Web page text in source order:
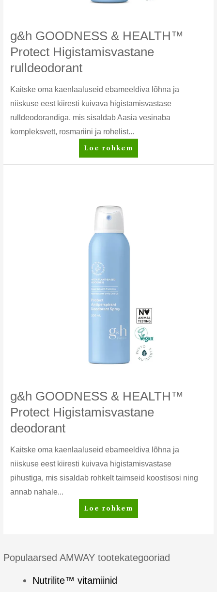
g&h GOODNESS & HEALTH™
Protect Higistamisvastane
rulldeodorant
Kaitske oma kaenlaaluseid ebameeldiva lõhna ja
niiskuse eest kiiresti kuivava higistamisvastase
rulldeodorandiga, mis sisaldab Aasia vesinaba
kompleksvett, rosmariini ja rohelist...
g&h
GOODNESS
rulldeodorant
Loe rohkem
g&h GOODNESS & HEALTH™
Protect Higistamisvastane
deodorant
Kaitske oma kaenlaaluseid ebameeldiva lõhna ja
niiskuse eest kiiresti kuivava higistamisvastase
pihustiga, mis sisaldab rohkelt taimseid koostisosi ning
annab nahale...
g&h
GOODNESS
Protect
Higistamisvastane
deodorant
Loe rohkem
Populaarsed AMWAY tootekategooriad
Nutrilite™ vitamiinid